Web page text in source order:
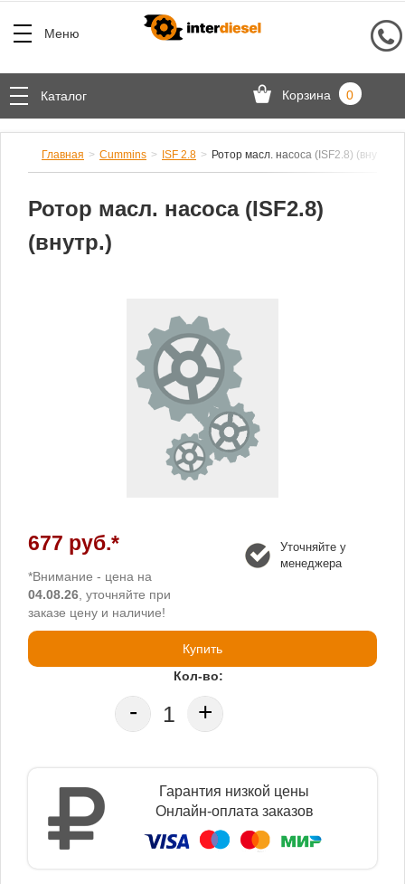
Меню
Каталог Корзина 0
Главная Cummins ISF 2.8 Ротор масл. насоса (ISF2.8) (внутр.)
Ротор масл. насоса (ISF2.8)
(внутр.)
677 руб.*
*Внимание - цена на
04.08.26 , уточняйте при
заказе цену и наличие!
Уточняйте у
менеджера
Купить
Кол-во:
- +
Гарантия низкой цены
Онлайн-оплата заказов